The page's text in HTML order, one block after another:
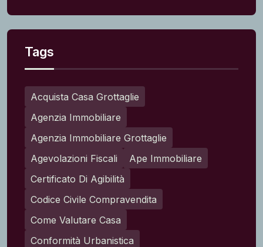
Tags
Acquista Casa Grottaglie
Agenzia Immobiliare
Agenzia Immobiliare Grottaglie
Agevolazioni Fiscali
Ape Immobiliare
Certificato Di Agibilità
Codice Civile Compravendita
Come Valutare Casa
Conformità Urbanistica